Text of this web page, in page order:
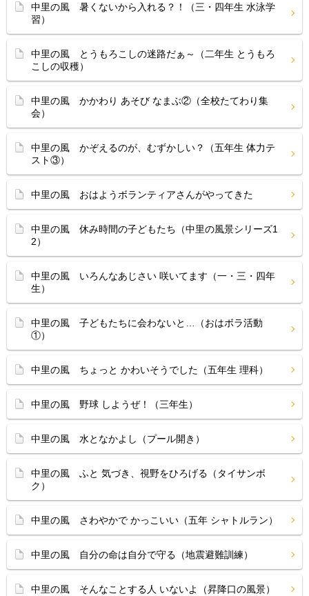
中里の風 暑くないから入れる？！（三・四年生 水泳学
習）
中里の風 とうもろこしの迷路だぁ～（二年生 とうもろ
こしの収穫）
中里の風 かかわり あそび なまぶ②（全校たてわり集
会）
中里の風 かぞえるのが、むずかしい？（五年生 体力テ
スト③）
中里の風 おはようボランティアさんがやってきた
中里の風 休み時間の子どもたち（中里の風景シリーズ1
2）
中里の風 いろんなあじさい 咲いてます（一・三・四年
生）
中里の風 子どもたちに会わないと…（おはボラ活動
①）
中里の風 ちょっと かわいそうでした（五年生 理科）
中里の風 野球 しようぜ！（三年生）
中里の風 水となかよし（プール開き）
中里の風 ふと 気づき、視野をひろげる（タイサンボ
ク）
中里の風 さわやかで かっこいい（五年 シャトルラン）
中里の風 自分の命は自分で守る（地震避難訓練）
中里の風 そんなことする人 いないよ（昇降口の風景）